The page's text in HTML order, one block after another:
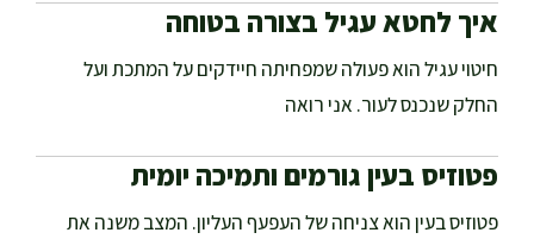
איך לחטא עגיל בצורה בטוחה
חיטוי עגיל הוא פעולה שמפחיתה חיידקים על המתכת ועל
החלק שנכנס לעור. אני רואה
פטוזיס בעין גורמים ותמיכה יומית
פטוזיס בעין הוא צניחה של העפעף העליון. המצב משנה את